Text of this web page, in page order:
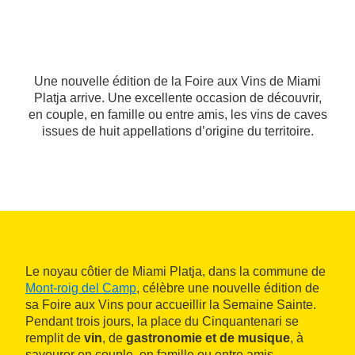
Une nouvelle édition de la Foire aux Vins de Miami
Platja arrive. Une excellente occasion de découvrir,
en couple, en famille ou entre amis, les vins de caves
issues de huit appellations d’origine du territoire.
Le noyau côtier de Miami Platja, dans la commune de
Mont-roig del Camp, célèbre une nouvelle édition de
sa Foire aux Vins pour accueillir la Semaine Sainte.
Pendant trois jours, la place du Cinquantenari se
remplit de vin, de gastronomie et de musique, à